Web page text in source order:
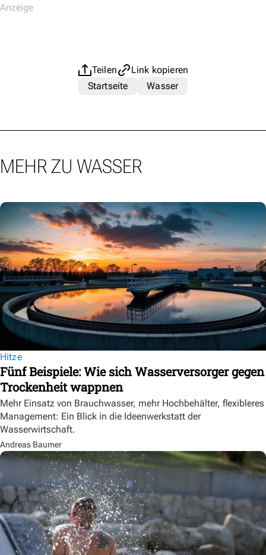
Teilen
Link kopieren
Startseite
Wasser
MEHR ZU WASSER
Hitze
Fünf Beispiele: Wie sich Wasserversorger gegen
Trockenheit wappnen
Mehr Einsatz von Brauchwasser, mehr Hochbehälter, flexibleres
Management: Ein Blick in die Ideenwerkstatt der
Wasserwirtschaft.
Andreas Baumer